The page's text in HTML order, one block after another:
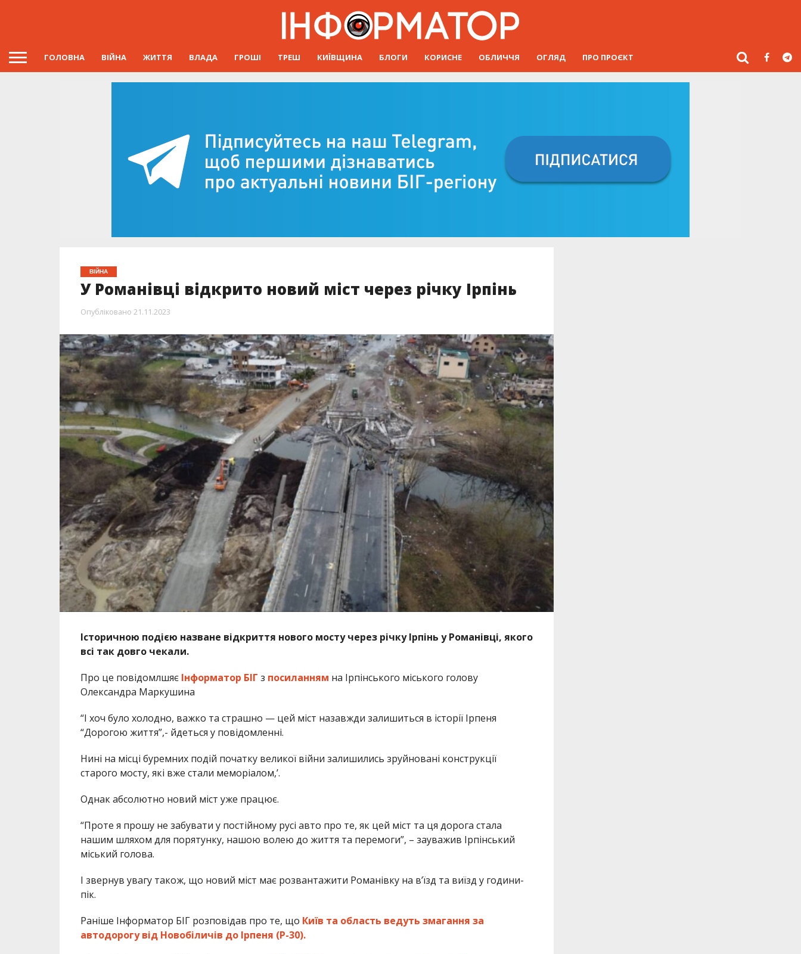
ГОЛОВНА ВІЙНА ЖИТТЯ ВЛАДА ГРОШІ ТРЕШ КИЇВЩИНА БЛОГИ КОРИСНЕ ОБЛИЧЧЯ ОГЛЯД ПРО ПРОЄКТ
ВІЙНА
У Романівці відкрито новий міст через річку Ірпінь
Опубліковано 21.11.2023
Історичною подією назване відкриття нового мосту через річку Ірпінь у Романівці, якого
всі так довго чекали.
Про це повідомлшяє Інформатор БІГ з посиланням на Ірпінського міського голову
Олександра Маркушина
“І хоч було холодно, важко та страшно — цей міст назавжди залишиться в історії Ірпеня
“Дорогою життя”,- йдеться у повідомленні.
Нині на місці буремних подій початку великої війни залишились зруйновані конструкції
старого мосту, які вже стали меморіалом,’.
Однак абсолютно новий міст уже працює.
“Проте я прошу не забувати у постійному русі авто про те, як цей міст та ця дорога стала
нашим шляхом для порятунку, нашою волею до життя та перемоги”, – зауважив Ірпінський
міський голова.
І звернув увагу також, що новий міст має розвантажити Романівку на в’їзд та виїзд у години-
пік.
Раніше Інформатор БІГ розповідав про те, що Київ та область ведуть змагання за
автодорогу від Новобіличів до Ірпеня (P-30).